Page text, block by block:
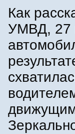
Как
УМВД, 27